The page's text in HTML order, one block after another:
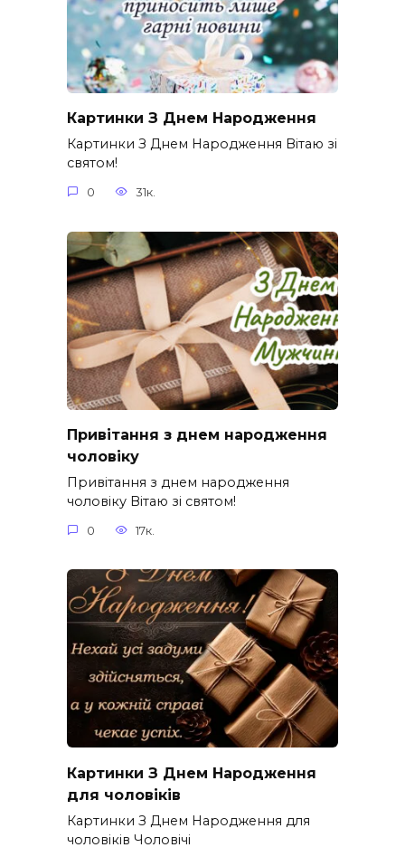
Картинки З Днем Народження
Картинки З Днем Народження Вітаю зі
святом!
0 31к.
Привітання з днем народження
чоловіку
Привітання з днем народження
чоловіку Вітаю зі святом!
0 17к.
Картинки З Днем Народження
для чоловіків​
Картинки З Днем Народження для
чоловіків​ Чоловічі